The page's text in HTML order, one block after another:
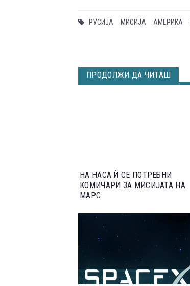
РУСИЈА МИСИЈА АМЕРИКА
ПРОДОЛЖИ ДА ЧИТАШ
НА НАСА Ѝ СЕ ПОТРЕБНИ
КОМИЧАРИ ЗА МИСИЈАТА НА
МАРС